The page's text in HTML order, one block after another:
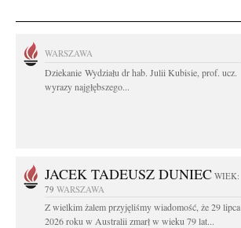
WARSZAWA
Dziekanie Wydziału dr hab. Julii Kubisie, prof. ucz.
wyrazy najgłębszego...
JACEK TADEUSZ DUNIEC WIEK:
79 WARSZAWA
Z wielkim żalem przyjęliśmy wiadomość, że 29 lipca
2026 roku w Australii zmarł w wieku 79 lat...